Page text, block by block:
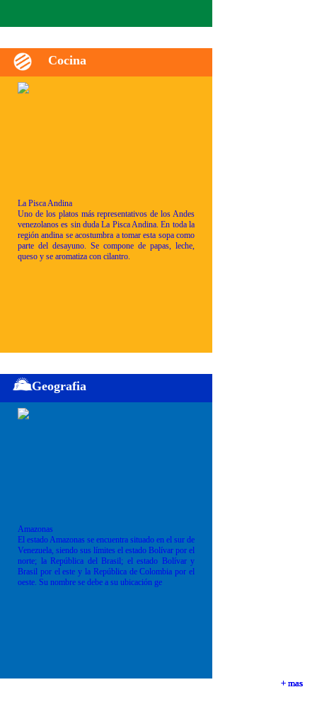
+ mas
+ mas
Cocina
La Pisca Andina
Uno de los platos más representativos de los Andes
venezolanos es sin duda La Pisca Andina. En toda la
región andina se acostumbra a tomar esta sopa como
parte del desayuno. Se compone de papas, leche,
queso y se aromatiza con cilantro.
+ mas
Geografia
Amazonas
El estado Amazonas se encuentra situado en el sur de
Venezuela, siendo sus límites el estado Bolívar por el
norte; la República del Brasil; el estado Bolívar y
Brasil por el este y la República de Colombia por el
oeste. Su nombre se debe a su ubicación ge
+ mas